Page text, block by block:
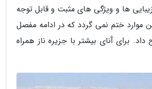
زیبایی ها و ویژگی های مثبت و قابل توجه
موارد ختم نمی گردد که در ادامه مفصل
برای آَنای بیشتر با جزیره ناز همراه